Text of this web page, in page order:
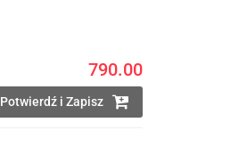
790.00
Potwierdź i Zapisz